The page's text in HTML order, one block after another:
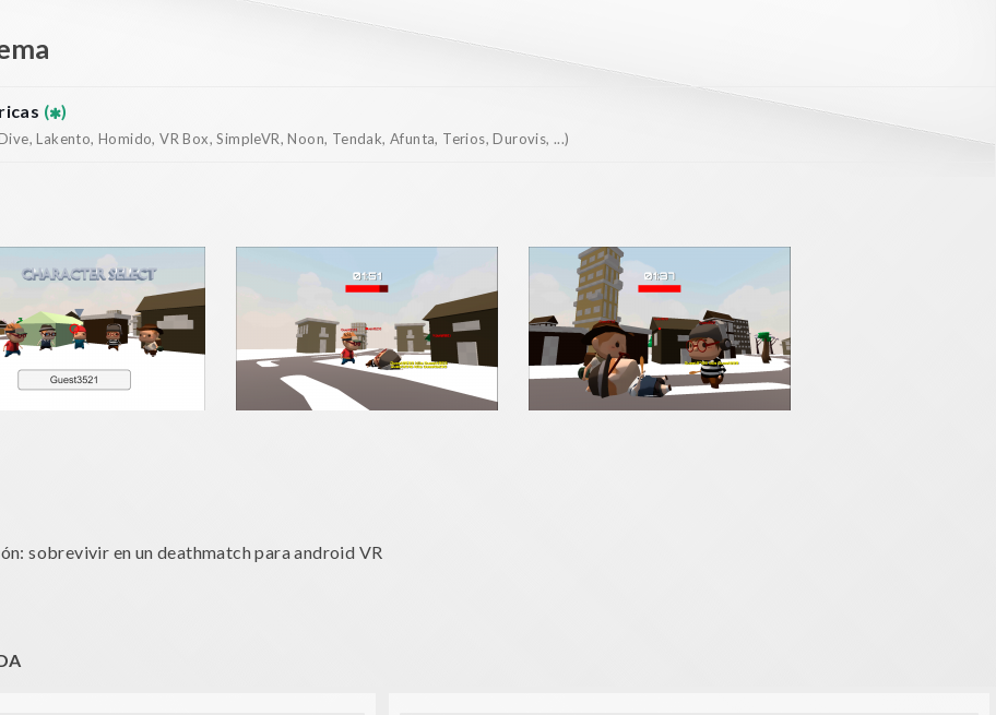
( )
Lakento, Homido, VR Box, SimpleVR, Noon, Tendak, Afunta, Terios, Durovis, ...)
sobrevivir en un deathmatch para android VR